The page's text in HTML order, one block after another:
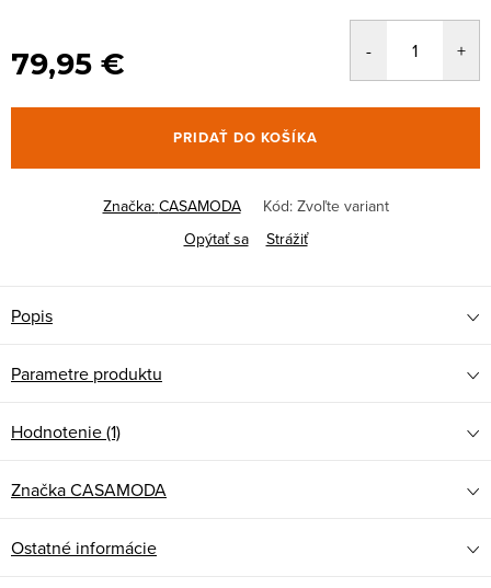
79,95 €
PRIDAŤ DO KOŠÍKA
Značka: CASAMODA Kód: Zvoľte variant
Opýtať sa
Strážiť
Popis
Parametre produktu
Hodnotenie (1)
ZnačkaCASAMODA
Ostatné informácie